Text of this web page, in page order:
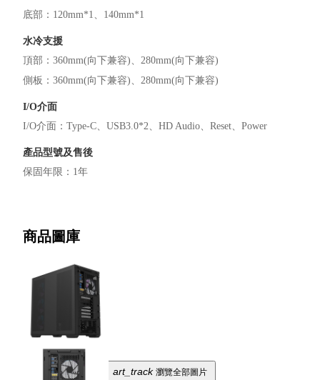
底部 ： 120mm*1 140mm*1
水冷支援
頂部 ： 360mm(向下兼容)
280mm(向下兼容)
側板 ： 360mm(向下兼容) 280mm(向下兼容)
I/O介面
I/O介面 ： Type-C USB3.0*2 HD Audio Reset Power
產品型號及售後
保固年限 ： 1年
商品圖庫
art_track 瀏覽全部圖片